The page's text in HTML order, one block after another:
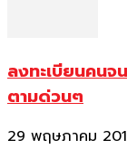
ลงทะเบียนคนจ
ตามด่วนๆ
29 พฤษภาคม